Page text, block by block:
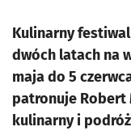
Kulinarny
dwóch latach na
maja do 5
patronuje Robert
kulinarny i